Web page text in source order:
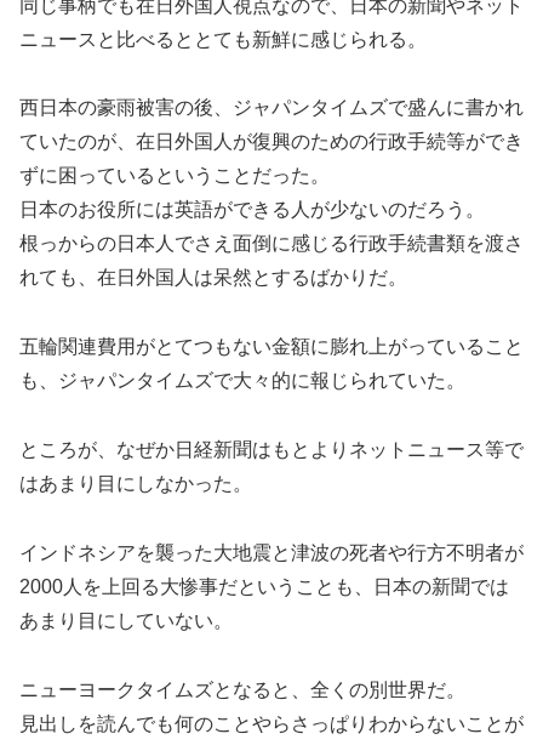
同じ事柄でも在日外国人視点なので、日本の新聞やネット
ニュースと比べるととても新鮮に感じられる。
西日本の豪雨被害の後、ジャパンタイムズで盛んに書かれ
ていたのが、在日外国人が復興のための行政手続等ができ
ずに困っているということだった。
日本のお役所には英語ができる人が少ないのだろう。
根っからの日本人でさえ面倒に感じる行政手続書類を渡さ
れても、在日外国人は呆然とするばかりだ。
五輪関連費用がとてつもない金額に膨れ上がっていること
も、ジャパンタイムズで大々的に報じられていた。
ところが、なぜか日経新聞はもとよりネットニュース等で
はあまり目にしなかった。
インドネシアを襲った大地震と津波の死者や行方不明者が
2000人を上回る大惨事だということも、日本の新聞では
あまり目にしていない。
ニューヨークタイムズとなると、全くの別世界だ。
見出しを読んでも何のことやらさっぱりわからないことが